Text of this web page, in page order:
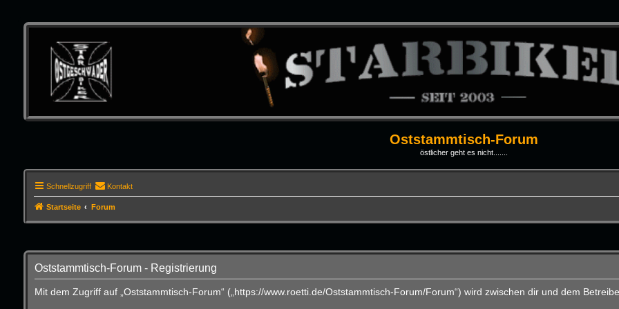
Oststammtisch-Forum
östlicher geht es nicht.......
Schnellzugriff Kontakt
Startseite Forum
Oststammtisch-Forum - Registrierung
Mit dem Zugriff auf „Oststammtisch-Forum“ („https://www.roetti.de/Oststammtisch-Forum/Forum“) wird zwischen dir und dem